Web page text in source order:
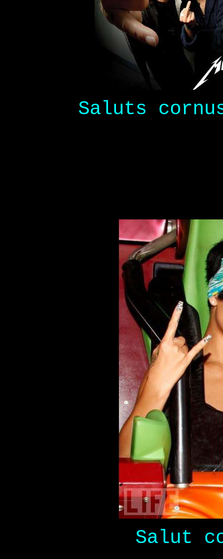
Saluts
Salut